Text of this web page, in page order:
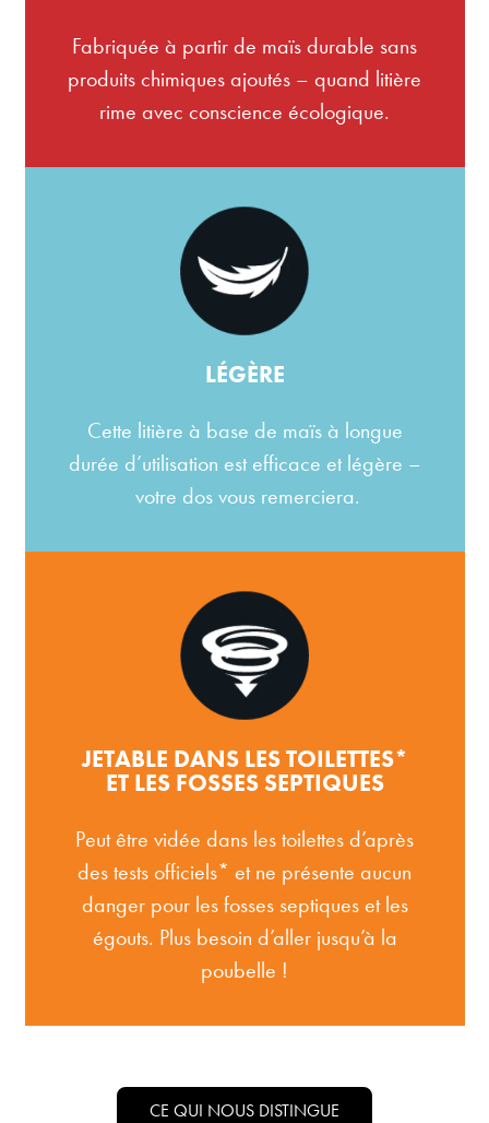
Fabriquée à partir de maïs durable sans
produits chimiques ajoutés – quand litière
rime avec conscience écologique.
LÉGÈRE
Cette litière à base de maïs à longue
durée d’utilisation est efficace et légère –
votre dos vous remerciera.
JETABLE DANS LES TOILETTES*
ET LES FOSSES SEPTIQUES
Peut être vidée dans les toilettes d’après
des tests officiels* et ne présente aucun
danger pour les fosses septiques et les
égouts. Plus besoin d’aller jusqu’à la
poubelle !
CE QUI NOUS DISTINGUE